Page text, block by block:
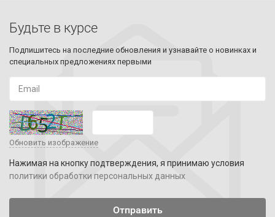
Будьте в курсе
Подпишитесь на последние обновления и узнавайте о новинках и
специальных предложениях первыми
Обновить изображение
Нажимая на кнопку подтверждения, я принимаю условия
политики обработки персональных данных